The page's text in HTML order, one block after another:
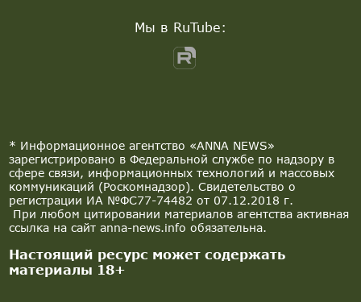
* Информационное агентство «ANNA NEWS»
зарегистрировано в Федеральной службе по надзору в
сфере связи, информационных технологий и массовых
коммуникаций (Роскомнадзор). Свидетельство о
регистрации ИА №ФС77-74482 от 07.12.2018 г.
При любом цитировании материалов агентства активная
ссылка на сайт anna-news.info обязательна.
Настоящий ресурс может содержать
материалы 18+
Мы в RuTube: